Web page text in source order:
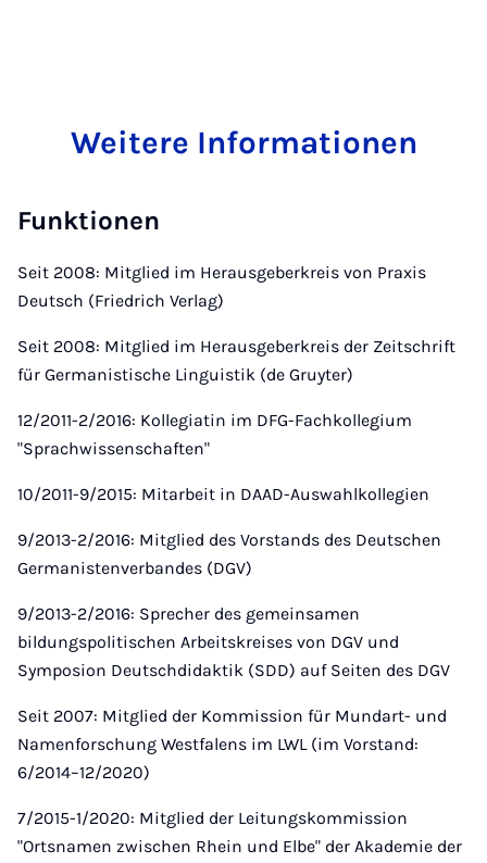
Weitere Informationen
Funktionen
Seit 2008: Mitglied im Herausgeberkreis von Praxis
Deutsch (Friedrich Verlag)
Seit 2008: Mitglied im Herausgeberkreis der Zeitschrift
für Germanistische Linguistik (de Gruyter)
12/2011-2/2016: Kollegiatin im DFG-Fachkollegium
"Sprachwissenschaften"
10/2011-9/2015: Mitarbeit in DAAD-Auswahlkollegien
9/2013-2/2016: Mitglied des Vorstands des Deutschen
Germanistenverbandes (DGV)
9/2013-2/2016: Sprecher des gemeinsamen
bildungspolitischen Arbeitskreises von DGV und
Symposion Deutschdidaktik (SDD) auf Seiten des DGV
Seit 2007: Mitglied der Kommission für Mundart- und
Namenforschung Westfalens im LWL (im Vorstand:
6/2014–12/2020)
7/2015-1/2020: Mitglied der Leitungskommission
"Ortsnamen zwischen Rhein und Elbe" der Akademie der